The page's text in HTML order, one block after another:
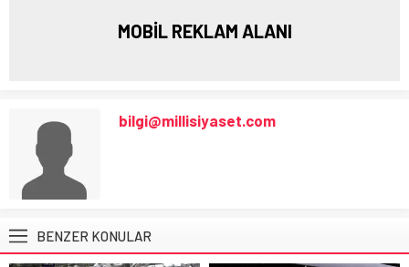
MOBİL REKLAM ALANI
bilgi@millisiyaset.com
BENZER KONULAR